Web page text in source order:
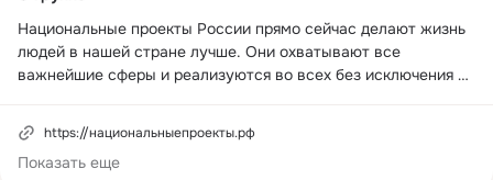
Национальные проекты России прямо сейчас делают жизнь
людей в нашей стране лучше. Они охватывают все
важнейшие сферы и реализуются во всех без исключения
Регистрация в РКН: https://knd.gov.ru/license?
id=675c013a68852f0257264d12&registryType=bloggersPermiss
https://национальныепроекты.рф
Показать еще